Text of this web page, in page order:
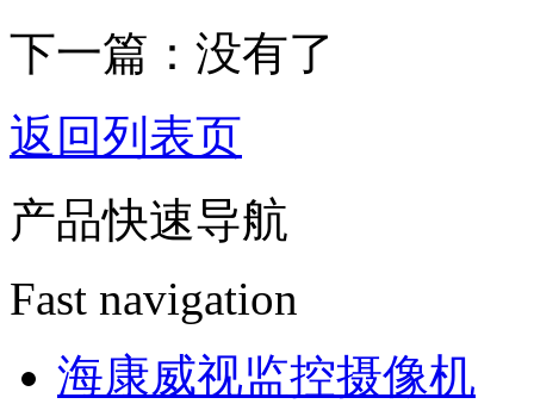
下一篇：没有了
返回列表页
产品快速导航
Fast navigation
海康威视监控摄像机